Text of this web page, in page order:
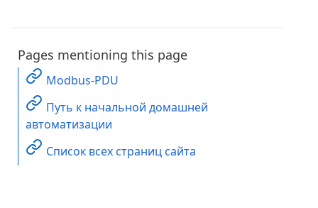
Pages mentioning this page
Modbus-PDU
Путь к начальной домашней
автоматизации
Список всех страниц сайта